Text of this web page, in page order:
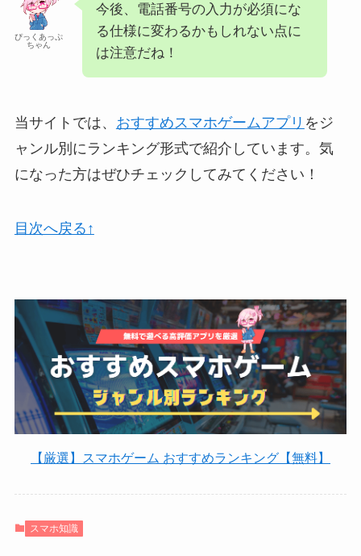
ぴっくあっぷ
ちゃん
今後、電話番号の入力が必須にな
る仕様に変わるかもしれない点に
は注意だね！
当サイトでは、 おすすめスマホゲームアプリ をジ
ャンル別にランキング形式で紹介しています。気
になった方はぜひチェックしてみてください！
目次へ戻る↑
【厳選】スマホゲーム おすすめランキング【無料】
スマホ知識